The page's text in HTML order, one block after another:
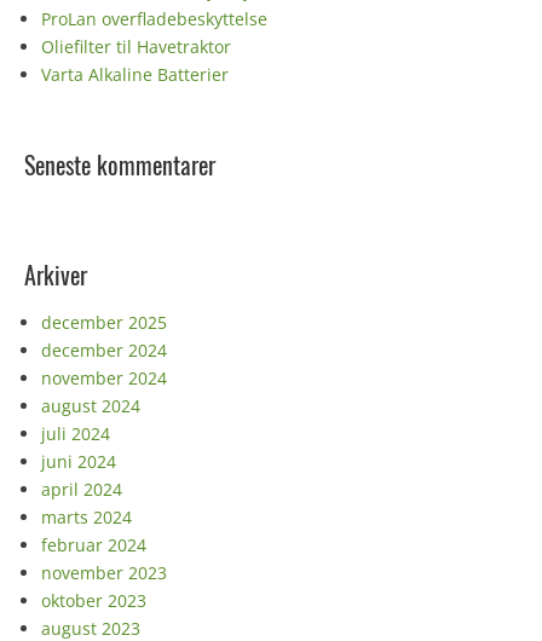
ProLan overfladebeskyttelse
Oliefilter til Havetraktor
Varta Alkaline Batterier
Seneste kommentarer
Arkiver
december 2025
december 2024
november 2024
august 2024
juli 2024
juni 2024
april 2024
marts 2024
februar 2024
november 2023
oktober 2023
august 2023